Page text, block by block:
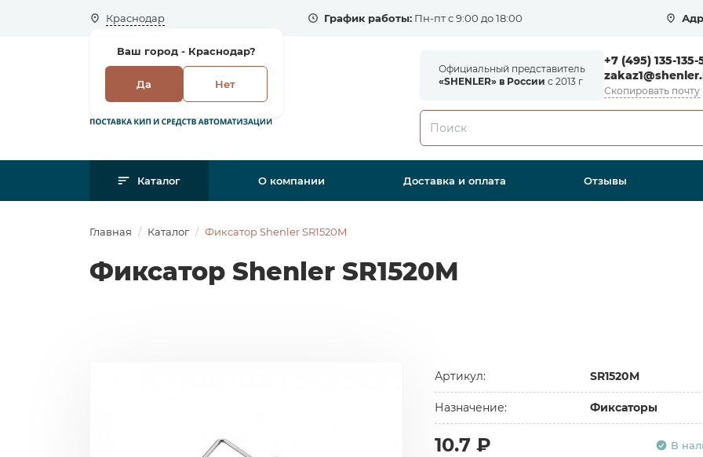
Краснодар
Ваш город - Краснодар?
Да Нет
График работы: Пн-пт с 9:00 до 18:00
Официальный представитель
«SHENLER» в России с 2013 г
+7 (495) 135-135-
Скопировать почту
Каталог О компании Доставка и оплата Отзывы
Главная Каталог Фиксатор Shenler SR1520M
Фиксатор Shenler SR1520M
Артикул: SR1520M
Назначение: Фиксаторы
10.7 ₽ В